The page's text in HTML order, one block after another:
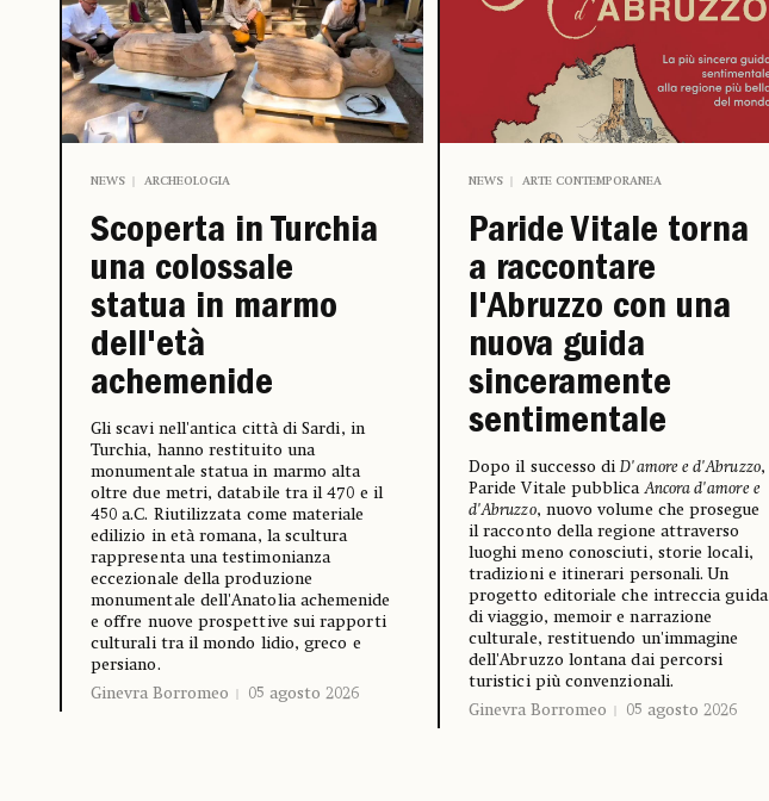
NEWS ARCHEOLOGIA
Scoperta in Turchia
una colossale
statua in marmo
dell'età
achemenide
Gli scavi nell'antica città di Sardi, in
Turchia, hanno restituito una
monumentale statua in marmo alta
oltre due metri, databile tra il 470 e il
450 a.C. Riutilizzata come materiale
edilizio in età romana, la scultura
rappresenta una testimonianza
eccezionale della produzione
monumentale dell'Anatolia achemenide
e offre nuove prospettive sui rapporti
culturali tra il mondo lidio, greco e
persiano.
Ginevra Borromeo
05 agosto 2026
NEWS ARTE CONTEMPORANEA
Paride Vitale torna
a raccontare
l'Abruzzo con una
nuova guida
sinceramente
sentimentale
Dopo il successo diD'amore e d'Abruzzo,
Paride Vitale pubblicaAncora d'amore e
d'Abruzzo, nuovo volume che prosegue
il racconto della regione attraverso
luoghi meno conosciuti, storie locali,
tradizioni e itinerari personali. Un
progetto editoriale che intreccia guida
di viaggio, memoir e narrazione
culturale, restituendo un'immagine
dell'Abruzzo lontana dai percorsi
turistici più convenzionali.
Ginevra Borromeo
05 agosto 2026